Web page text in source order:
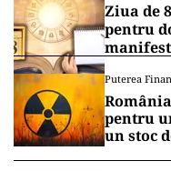
Ziua de
pentru
Puterea
pentru
un stoc